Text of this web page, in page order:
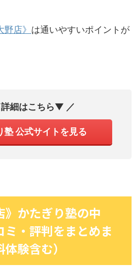
店》 は通いやすいポイントが
細はこちら▼ ／
塾 公式サイトを見る
》かたぎり塾の中
ミ・評判をまとめま
験含む）